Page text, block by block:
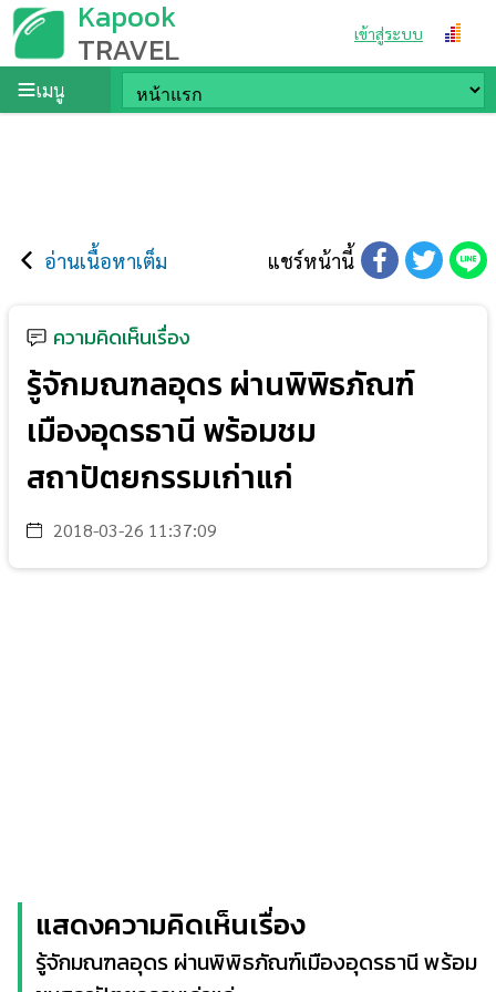
Kapook
TRAVEL เข้าสู่ระบบ
เมนู
อ่านเนื้อหาเต็ม แชร์หน้านี้
ความคิดเห็นเรื่อง
รู้จักมณฑลอุดร ผ่านพิพิธภัณฑ์
เมืองอุดรธานี พร้อมชม
สถาปัตยกรรมเก่าแก่
2018-03-26 11:37:09
แสดงความคิดเห็นเรื่อง
รู้จักมณฑลอุดร ผ่านพิพิธภัณฑ์เมืองอุดรธานี พร้อม